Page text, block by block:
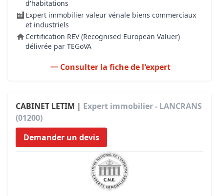
d'habitations
Expert immobilier valeur vénale biens commerciaux
et industriels
Certification REV (Recognised European Valuer)
délivrée par TEGoVA
Consulter la fiche de l'expert
CABINET LETIM | Expert immobilier - LANCRANS
(01200)
Demander un devis